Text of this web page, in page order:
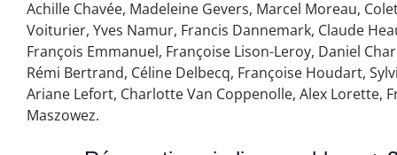
Achille Chavée, Madeleine Gevers, Marcel Moreau,
Voiturier, Yves Namur, Francis Dannemark, Claude
François Emmanuel, Françoise Lison-Leroy, Daniel
Rémi Bertrand, Céline Delbecq, Françoise Houdart,
Ariane Lefort, Charlotte Van Coppenolle, Alex Lorette,
Maszowez.